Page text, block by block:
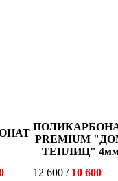
PREMIUM
ТЕПЛИЦ"
12 600 / 10 600